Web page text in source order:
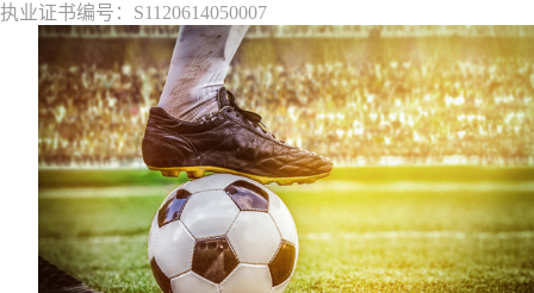
执业证书编号：S1120614050007